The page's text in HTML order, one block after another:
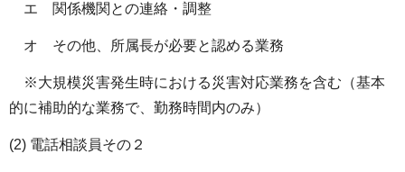
エ 関係機関との連絡・調整
オ その他、所属長が必要と認める業務
※大規模災害発生時における災害対応業務を含む（基本
的に補助的な業務で、勤務時間内のみ）
(2) 電話相談員その２